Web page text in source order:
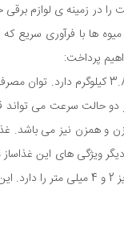
در زمینه ی لوازم
پرداخت:
دو حالت سرعت می
دیگر ویژگی های این